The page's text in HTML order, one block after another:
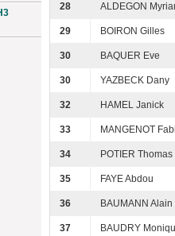
28 ALDEGON
29 BOIRON Gilles
30 BAQUER Eve
30 YAZBECK Dany
32 HAMEL Janick
33 MANGENOT
34 POTIER Thomas
35 FAYE Abdou
36 BAUMANN Alain
37 BAUDRY